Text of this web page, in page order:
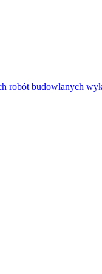
robót budowlanych